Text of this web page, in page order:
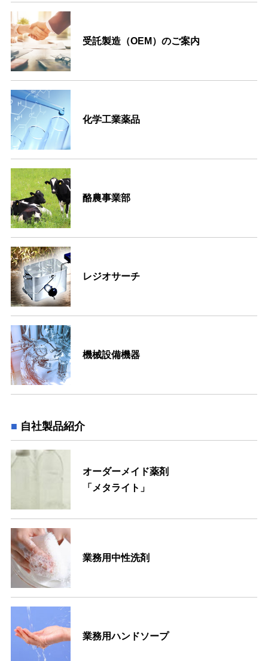
受託製造（OEM）のご案内
化学工業薬品
酪農事業部
レジオサーチ
機械設備機器
自社製品紹介
オーダーメイド薬剤
「メタライト」
業務用中性洗剤
業務用ハンドソープ